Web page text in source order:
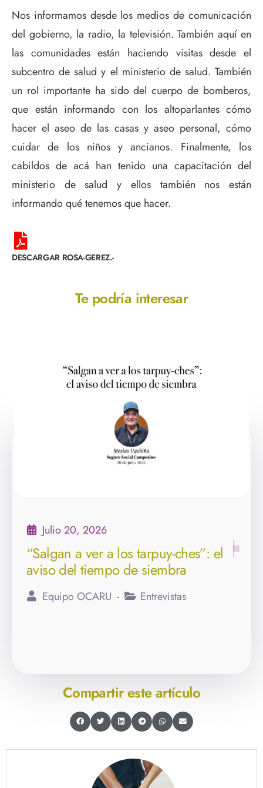
Nos informamos desde los medios de comunicación
del gobierno, la radio, la televisión. También aquí en
las comunidades están haciendo visitas desde el
subcentro de salud y el ministerio de salud. También
un rol importante ha sido del cuerpo de bomberos,
que están informando con los altoparlantes cómo
hacer el aseo de las casas y aseo personal, cómo
cuidar de los niños y ancianos. Finalmente, los
cabildos de acá han tenido una capacitación del
ministerio de salud y ellos también nos están
informando qué tenemos que hacer.
DESCARGAR ROSA-GEREZ.-
Te podría interesar
Julio 20, 2026
“Salgan a ver a los tarpuy-ches”: el
aviso del tiempo de siembra
Equipo OCARU Entrevistas
Compartir este artículo